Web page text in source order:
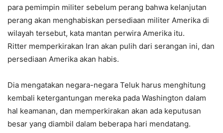
para pemimpin militer sebelum perang bahwa kelanjutan
perang akan menghabiskan persediaan militer Amerika di
wilayah tersebut, kata mantan perwira Amerika itu.
Ritter memperkirakan Iran akan pulih dari serangan ini, dan
persediaan Amerika akan habis.
Dia mengatakan negara-negara Teluk harus menghitung
kembali ketergantungan mereka pada Washington dalam
hal keamanan, dan memperkirakan akan ada keputusan
besar yang diambil dalam beberapa hari mendatang.